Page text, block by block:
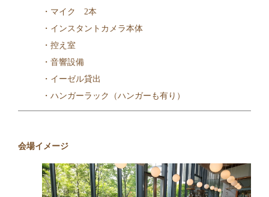
・マイク 2本
・インスタントカメラ本体
・控え室
・音響設備
・イーゼル貸出
・ハンガーラック（ハンガーも有り）
会場イメージ